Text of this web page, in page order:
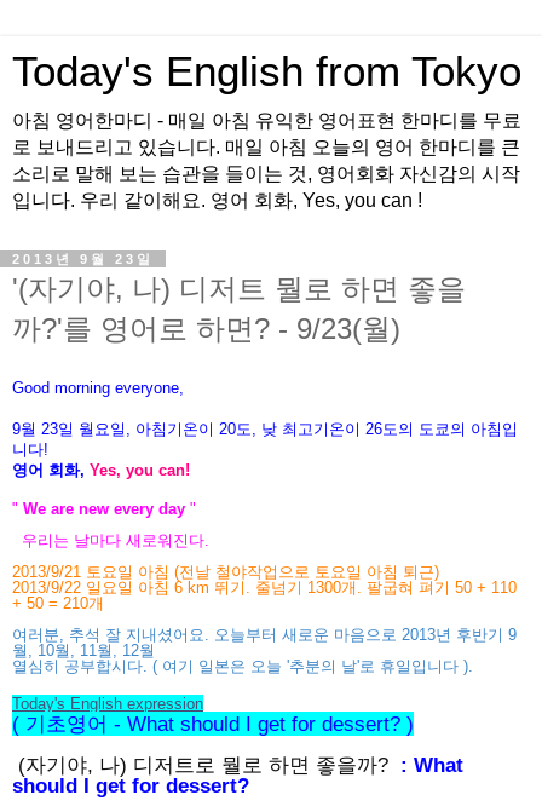
Today's English from Tokyo
아침 영어한마디 - 매일 아침 유익한 영어표현 한마디를 무료
로 보내드리고 있습니다. 매일 아침 오늘의 영어 한마디를 큰
소리로 말해 보는 습관을 들이는 것, 영어회화 자신감의 시작
입니다. 우리 같이해요. 영어 회화, Yes, you can !
2013년 9월 23일
'(자기야, 나) 디저트 뭘로 하면 좋을
까?'를 영어로 하면? - 9/23(월)
Good morning everyone,
9월 23일 월 요 일, 아침기온이 20도 , 낮 최고기온이 26도의 도쿄의 아침입
니다!
영어 회화, Yes, you can!
" We are new every day "
우리는 날마다 새로워진다.
2013/9/21 토요일 아침 (전날 철야작업으로 토요일 아침 퇴근)
2013/9/22 일요일 아침 6 km 뛰기. 줄넘기 1300개. 팔굽혀 펴기 50 + 110
+ 50 = 210개
여러분, 추석 잘 지내셨어요. 오늘부터 새로운 마음으로 2013년 후반기 9
월, 10월, 11월, 12월
열심히 공부합시다. ( 여기 일본은 오늘 '추분의 날'로 휴일입니다 ).
Today's English expression
( 기초영어 - What should I get for dessert? )
(자기야, 나) 디저트로 뭘로 하면 좋을까? : What
should I get for dessert?